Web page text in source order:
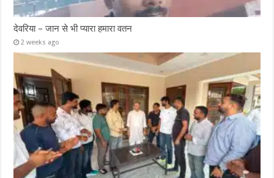
देवरिया – जान से भी प्यारा हमारा वतन
2 weeks ago